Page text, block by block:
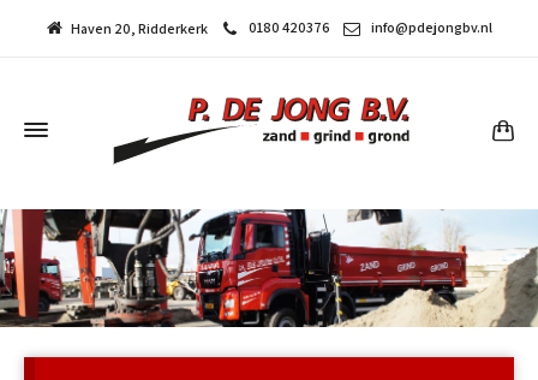
Haven 20, Ridderkerk 0180 420376 info@pdejongbv.nl
Home